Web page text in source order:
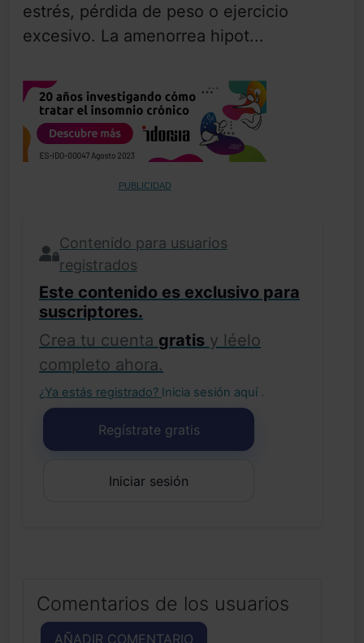
estrés, pérdida de peso o ejercicio
excesivo. La amenorrea hipot...
PUBLICIDAD
Contenido para usuarios
registrados
Este contenido es exclusivo para
suscriptores.
Crea tu cuenta gratis y léelo
completo ahora.
¿Ya estás registrado? Inicia sesión aquí .
Regístrate gratis
Iniciar sesión
Comentarios de los usuarios
AÑADIR COMENTARIO